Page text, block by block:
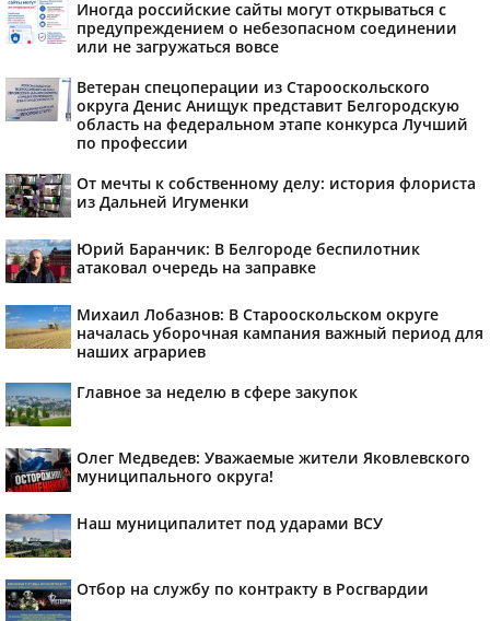
Иногда российские сайты могут открываться с
предупреждением о небезопасном соединении
или не загружаться вовсе
Ветеран спецоперации из Старооскольского
округа Денис Анищук представит Белгородскую
область на федеральном этапе конкурса Лучший
по профессии
От мечты к собственному делу: история флориста
из Дальней Игуменки
Юрий Баранчик: В Белгороде беспилотник
атаковал очередь на заправке
Михаил Лобазнов: В Старооскольском округе
началась уборочная кампания важный период для
наших аграриев
Главное за неделю в сфере закупок
Олег Медведев: Уважаемые жители Яковлевского
муниципального округа!
Наш муниципалитет под ударами ВСУ
Отбор на службу по контракту в Росгвардии